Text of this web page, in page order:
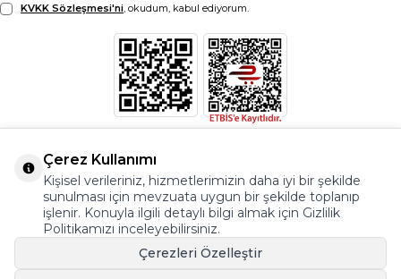
KVKK Sözleşmesi'ni, okudum, kabul ediyorum.
Çerez Kullanımı
Kişisel verileriniz, hizmetlerimizin daha iyi bir şekilde
sunulması için mevzuata uygun bir şekilde toplanıp
işlenir. Konuyla ilgili detaylı bilgi almak için Gizlilik
Politikamızı inceleyebilirsiniz.
Çerezleri Özelleştir